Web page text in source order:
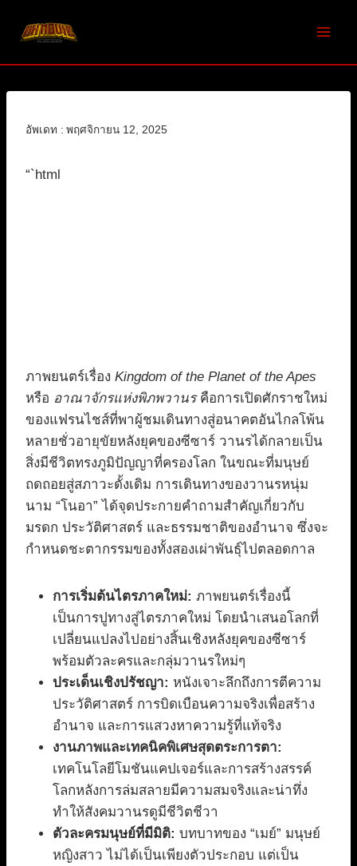
อัพเดท : พฤศจิกายน 12, 2025
“`html
ภาพยนตร์เรื่อง Kingdom of the Planet of the Apes
หรือ อาณาจักรแห่งพิภพวานรคือการเปิดศักราชใหม่
ของแฟรนไชส์ที่พาผู้ชมเดินทางสู่อนาคตอันไกลโพ้น
หลายชั่วอายุขัยหลังยุคของซีซาร์ วานรได้กลายเป็น
สิ่งมีชีวิตทรงภูมิปัญญาที่ครองโลก ในขณะที่มนุษย์
ถดถอยสู่สภาวะดั้งเดิม การเดินทางของวานรหนุ่ม
นาม “โนอา” ได้จุดประกายคำถามสำคัญเกี่ยวกับ
มรดก ประวัติศาสตร์ และธรรมชาติของอำนาจ ซึ่งจะ
กำหนดชะตากรรมของทั้งสองเผ่าพันธุ์ไปตลอดกาล
การเริ่มต้นไตรภาคใหม่: ภาพยนตร์เรื่องนี้
เป็นการปูทางสู่ไตรภาคใหม่ โดยนำเสนอโลกที่
เปลี่ยนแปลงไปอย่างสิ้นเชิงหลังยุคของซีซาร์
พร้อมตัวละครและกลุ่มวานรใหม่ๆ
ประเด็นเชิงปรัชญา: หนังเจาะลึกถึงการตีความ
ประวัติศาสตร์ การบิดเบือนความจริงเพื่อสร้าง
อำนาจ และการแสวงหาความรู้ที่แท้จริง
งานภาพและเทคนิคพิเศษสุดตระการตา:
เทคโนโลยีโมชันแคปเจอร์และการสร้างสรรค์
โลกหลังการล่มสลายมีความสมจริงและน่าทึ่ง
ทำให้สังคมวานรดูมีชีวิตชีวา
ตัวละครมนุษย์ที่มีมิติ: บทบาทของ “เมย์” มนุษย์
หญิงสาว ไม่ได้เป็นเพียงตัวประกอบ แต่เป็น